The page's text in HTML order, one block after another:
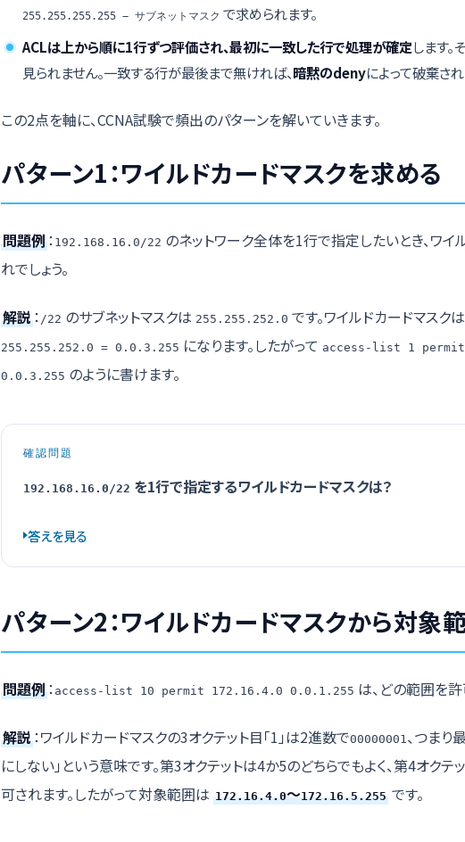
255.255.255.255 − サブネットマスク で求められます。
ACLは上から順に1行ずつ評価され、最初に一致した行で処理が確定します
見られません。一致する行が最後まで無ければ、暗黙のdenyによって破棄され
この2点を軸に、CCNA試験で頻出のパターンを解いていきます。
パターン1：ワイルドカードマスクを求める
問題例： 192.168.16.0/22 のネットワーク全体を1行で指定したいとき、ワイ
れでしょう。
解説： /22 のサブネットマスクは 255.255.252.0 です。ワイルドカードマスクは
255.255.252.0 = 0.0.3.255 になります。したがって access-list 1 permit
0.0.3.255 のように書けます。
確認問題
192.168.16.0/22 を1行で指定するワイルドカードマスクは？
答えを見る
パターン2：ワイルドカードマスクから対象
問題例： access-list 10 permit 172.16.4.0 0.0.1.255 は、どの範囲を許
解説：ワイルドカードマスクの3オクテット目「1」は2進数で00000001、つまり
にしない」という意味です。第3オクテットは4か5のどちらでもよく、第4オク
可されます。したがって対象範囲は 172.16.4.0〜172.16.5.255 です。